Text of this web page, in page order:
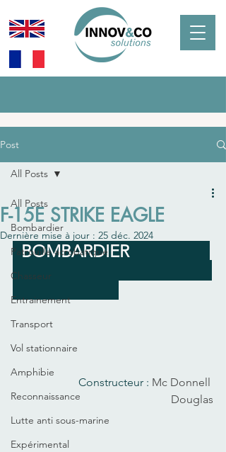
Post
All Posts
Bombardier
Patrouille acrobatique
Chasseur
Entrainement
Transport
Vol stationnaire
Amphibie
Reconnaissance
Lutte anti sous-marine
Expérimental
All Posts
F-15E STRIKE EAGLE
Dernière mise à jour : 25 déc. 2024
  BOMBARDIER
Constructeur : Mc Donnell
Douglas